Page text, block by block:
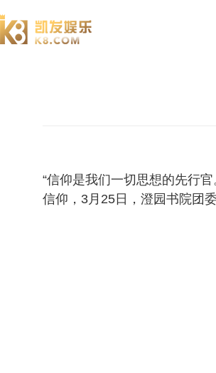
“信仰是我们一切思想的先行
信仰，3月25日，澄园书院团